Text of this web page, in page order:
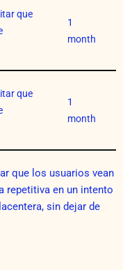
que
1
month
que
1
month
que los usuarios vean
repetitiva en un intento
sin dejar de